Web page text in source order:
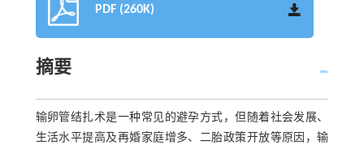
PDF (260K)
摘要
输卵管结扎术是一种常见的避孕方式，但随着社会发展、
生活水平提高及再婚家庭增多、二胎政策开放等原因，输